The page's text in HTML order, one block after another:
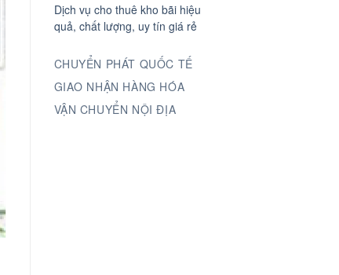
Dịch vụ cho thuê kho bãi hiệu
quả, chất lượng, uy tín giá rẻ
CHUYỂN PHÁT QUỐC TẾ
GIAO NHẬN HÀNG HÓA
VẬN CHUYỂN NỘI ĐỊA